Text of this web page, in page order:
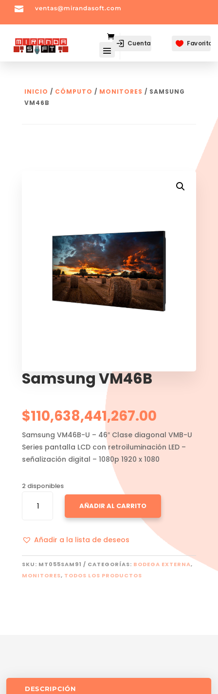
 ventas@mirandasoft.com
Cuenta  Favoritos
INICIO / CÓMPUTO / MONITORES / SAMSUNG
VM46B
Samsung VM46B
$110,638,441,267.00
Samsung VM46B-U – 46″ Clase diagonal VMB-U
Series pantalla LCD con retroiluminación LED –
señalización digital – 1080p 1920 x 1080
2 disponibles
VM46B
AÑADIR AL CARRITO
Añadir a la lista de deseos
SKU: MT055SAM91 CATEGORÍAS: BODEGA EXTERNA,
MONITORES, TODOS LOS PRODUCTOS
DESCRIPCIÓN